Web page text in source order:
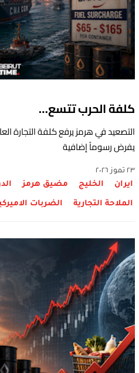
كلفة الحرب تتسع…
التصعيد في هرمز يرفع كلفة التجارة
يفرض رسوماً إضافية
٢٣ تموز ٢٠٢٦
ايران الخليج مضيق هرمز
الملاحة التجارية الضربات